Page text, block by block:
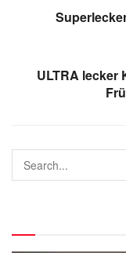
ULTRA lecker